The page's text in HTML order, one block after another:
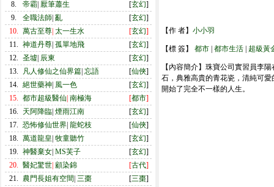
8.
帝霸 厭筆蕭生 [玄幻]
9.
全職法師 亂 [玄幻]
10. 萬古至尊 太一生水 [玄幻]
11. 神道丹尊 孤單地飛 [玄幻]
12. 圣墟 辰東 [玄幻]
13.
凡人修仙之仙界篇 忘語 [仙俠]
14. 絕世藥神 風一色 [玄幻]
15. 都市超級醫仙 南極海 [都市]
16.
天阿降臨 煙雨江南 [玄幻]
17. 恐怖修仙世界 龍蛇枝 [仙俠]
18. 萬道龍皇 牧童聽竹 [玄幻]
19. 神醫棄女 MS芙子 [玄幻]
20. 醫妃驚世 顧染錦 [古代]
21.
農門長姐有空間 三棗 [三棗]
【作 者】 小小羽
【標 簽】 都市 都市生活 超級黃
【內容簡介】珠寶公司實習員李
石，典雅高貴的青花瓷，清純可
開始了完全不一樣的人生。